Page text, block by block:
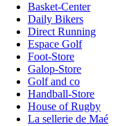
Basket-Center
Daily Bikers
Direct Running
Espace Golf
Foot-Store
Galop-Store
Golf and co
Handball-Store
House of Rugby
La sellerie de Maé